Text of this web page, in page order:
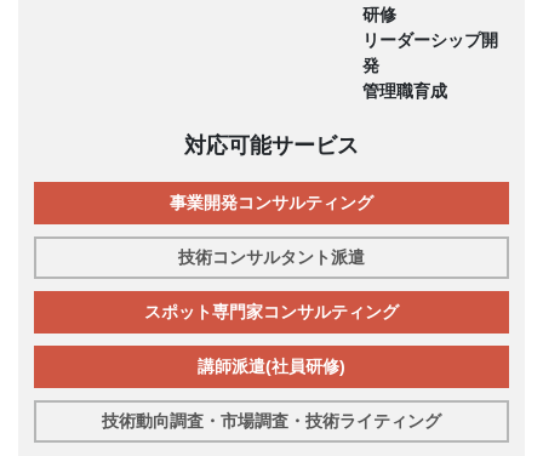
研修
リーダーシップ開
発
管理職育成
対応可能サービス
事業開発コンサルティング
技術コンサルタント派遣
スポット専門家コンサルティング
講師派遣(社員研修)
技術動向調査・市場調査・技術ライティング